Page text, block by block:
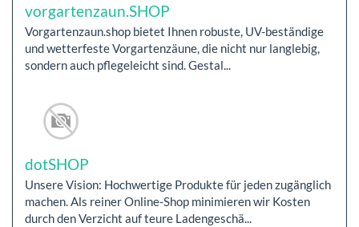
vorgartenzaun.SHOP
Vorgartenzaun.shop bietet Ihnen robuste, UV-beständige
und wetterfeste Vorgartenzäune, die nicht nur langlebig,
sondern auch pflegeleicht sind. Gestal...
dotSHOP
Unsere Vision: Hochwertige Produkte für jeden zugänglich
machen. Als reiner Online-Shop minimieren wir Kosten
durch den Verzicht auf teure Ladengeschä...